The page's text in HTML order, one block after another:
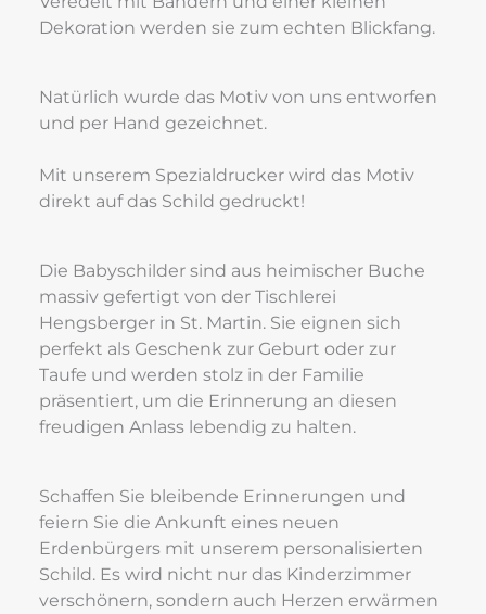
Dekoration werden sie zum echten Blickfang.
Natürlich wurde das Motiv von uns entworfen
und per Hand gezeichnet.
Mit unserem Spezialdrucker wird das Motiv
direkt auf das Schild gedruckt!
Die Babyschilder sind aus heimischer Buche
massiv gefertigt von der Tischlerei
Hengsberger in St. Martin. Sie eignen sich
perfekt als Geschenk zur Geburt oder zur
Taufe und werden stolz in der Familie
präsentiert, um die Erinnerung an diesen
freudigen Anlass lebendig zu halten.
Schaffen Sie bleibende Erinnerungen und
feiern Sie die Ankunft eines neuen
Erdenbürgers mit unserem personalisierten
Schild. Es wird nicht nur das Kinderzimmer
verschönern, sondern auch Herzen erwärmen